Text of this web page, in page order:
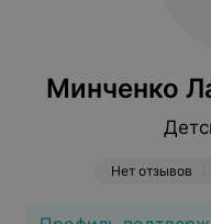
Минченко
Нет отзывов